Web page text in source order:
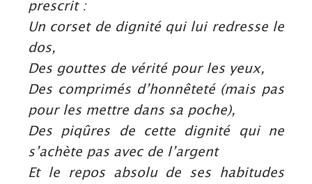
prescrit :
Un corset de dignité qui lui redresse le
dos,
Des gouttes de vérité pour les yeux,
Des comprimés d’honnêteté (mais pas
pour les mettre dans sa poche),
Des piqûres de cette dignité qui ne
s’achète pas avec de l’argent
Et le repos absolu de ses habitudes